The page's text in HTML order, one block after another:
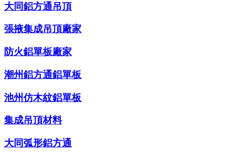
大同鋁方通吊頂
張掖集成吊頂廠家
防火鋁單板廠家
潮州鋁方通鋁單板
池州仿木紋鋁單板
集成吊頂材料
大同弧形鋁方通